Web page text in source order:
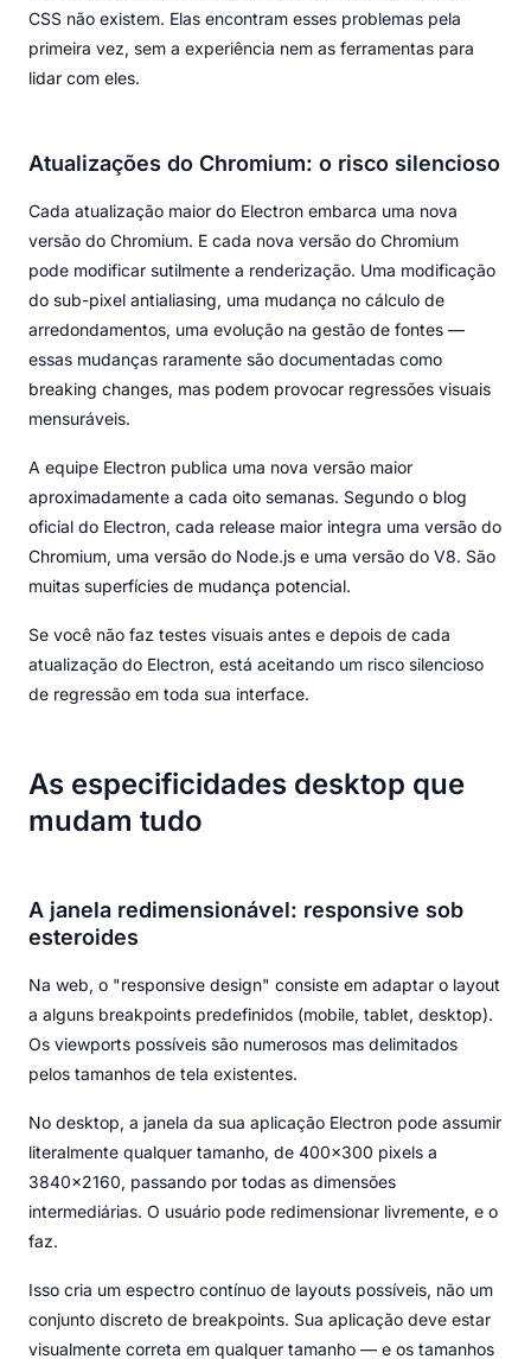
CSS não existem. Elas encontram esses problemas pela
primeira vez, sem a experiência nem as ferramentas para
lidar com eles.
Atualizações do Chromium: o risco silencioso
Cada atualização maior do Electron embarca uma nova
versão do Chromium. E cada nova versão do Chromium
pode modificar sutilmente a renderização. Uma modificação
do sub-pixel antialiasing, uma mudança no cálculo de
arredondamentos, uma evolução na gestão de fontes —
essas mudanças raramente são documentadas como
breaking changes, mas podem provocar regressões visuais
mensuráveis.
A equipe Electron publica uma nova versão maior
aproximadamente a cada oito semanas. Segundo o blog
oficial do Electron, cada release maior integra uma versão do
Chromium, uma versão do Node.js e uma versão do V8. São
muitas superfícies de mudança potencial.
Se você não faz testes visuais antes e depois de cada
atualização do Electron, está aceitando um risco silencioso
de regressão em toda sua interface.
As especificidades desktop que
mudam tudo
A janela redimensionável: responsive sob
esteroides
Na web, o "responsive design" consiste em adaptar o layout
a alguns breakpoints predefinidos (mobile, tablet, desktop).
Os viewports possíveis são numerosos mas delimitados
pelos tamanhos de tela existentes.
No desktop, a janela da sua aplicação Electron pode assumir
literalmente qualquer tamanho, de 400×300 pixels a
3840×2160, passando por todas as dimensões
intermediárias. O usuário pode redimensionar livremente, e o
faz.
Isso cria um espectro contínuo de layouts possíveis, não um
conjunto discreto de breakpoints. Sua aplicação deve estar
visualmente correta em qualquer tamanho — e os tamanhos